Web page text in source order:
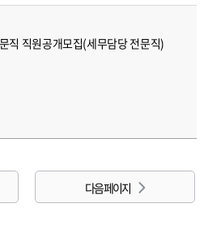
직 직원공개모집(세무담당 전문직)
다음 페이지